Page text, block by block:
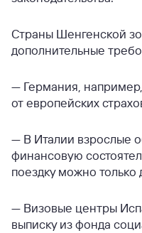
Страны Шенгенской
дополнительные
— Германия,
от европейских
— В Италии взрослые
финансовую
поездку можно
— Визовые центры
выписку из фонда